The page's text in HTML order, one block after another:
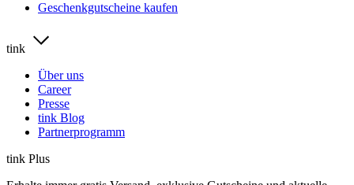
Geschenkgutscheine kaufen
tink
Über uns
Career
Presse
tink Blog
Partnerprogramm
tink Plus